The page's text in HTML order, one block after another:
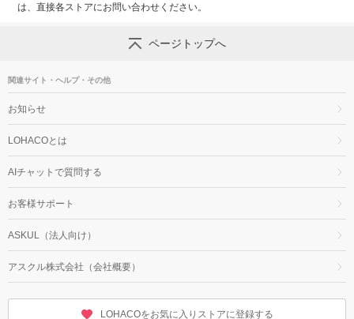
は、直接各ストアにお問い合わせください。
ページトップへ
関連サイト・ヘルプ・その他
お知らせ
LOHACOとは
AIチャットで質問する
お客様サポート
ASKUL（法人向け）
アスクル株式会社（会社概要）
LOHACOをお気に入りストアに登録する